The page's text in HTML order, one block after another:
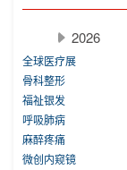
2026
全球医疗展
骨科整形
福祉银发
呼吸肺病
麻醉疼痛
微创内窥镜